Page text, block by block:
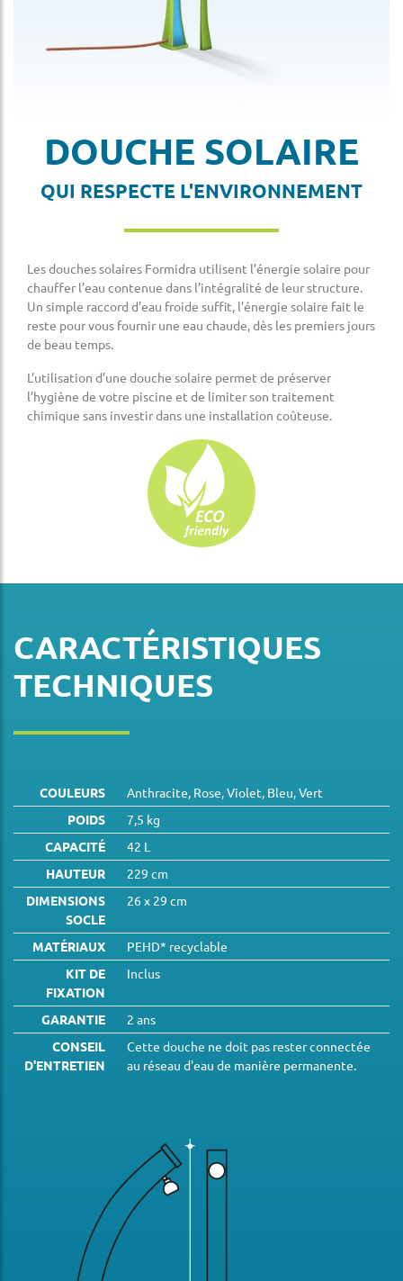
DOUCHE SOLAIRE
QUI RESPECTE L'ENVIRONNEMENT
Les douches solaires Formidra utilisent l’énergie solaire pour
chauffer l’eau contenue dans l’intégralité de leur structure.
Un simple raccord d’eau froide suffit, l’énergie solaire fait le
reste pour vous fournir une eau chaude, dès les premiers jours
de beau temps.
L’utilisation d’une douche solaire permet de préserver
l’hygiène de votre piscine et de limiter son traitement
chimique sans investir dans une installation coûteuse.
CARACTÉRISTIQUES
TECHNIQUES
COULEURS
Anthracite, Rose, Violet, Bleu, Vert
POIDS
7,5 kg
CAPACITÉ
42 L
HAUTEUR
229 cm
DIMENSIONS
SOCLE
26 x 29 cm
MATÉRIAUX
PEHD* recyclable
KIT DE
FIXATION
Inclus
GARANTIE
2 ans
CONSEIL
D'ENTRETIEN
Cette douche ne doit pas rester connectée
au réseau d'eau de manière permanente.